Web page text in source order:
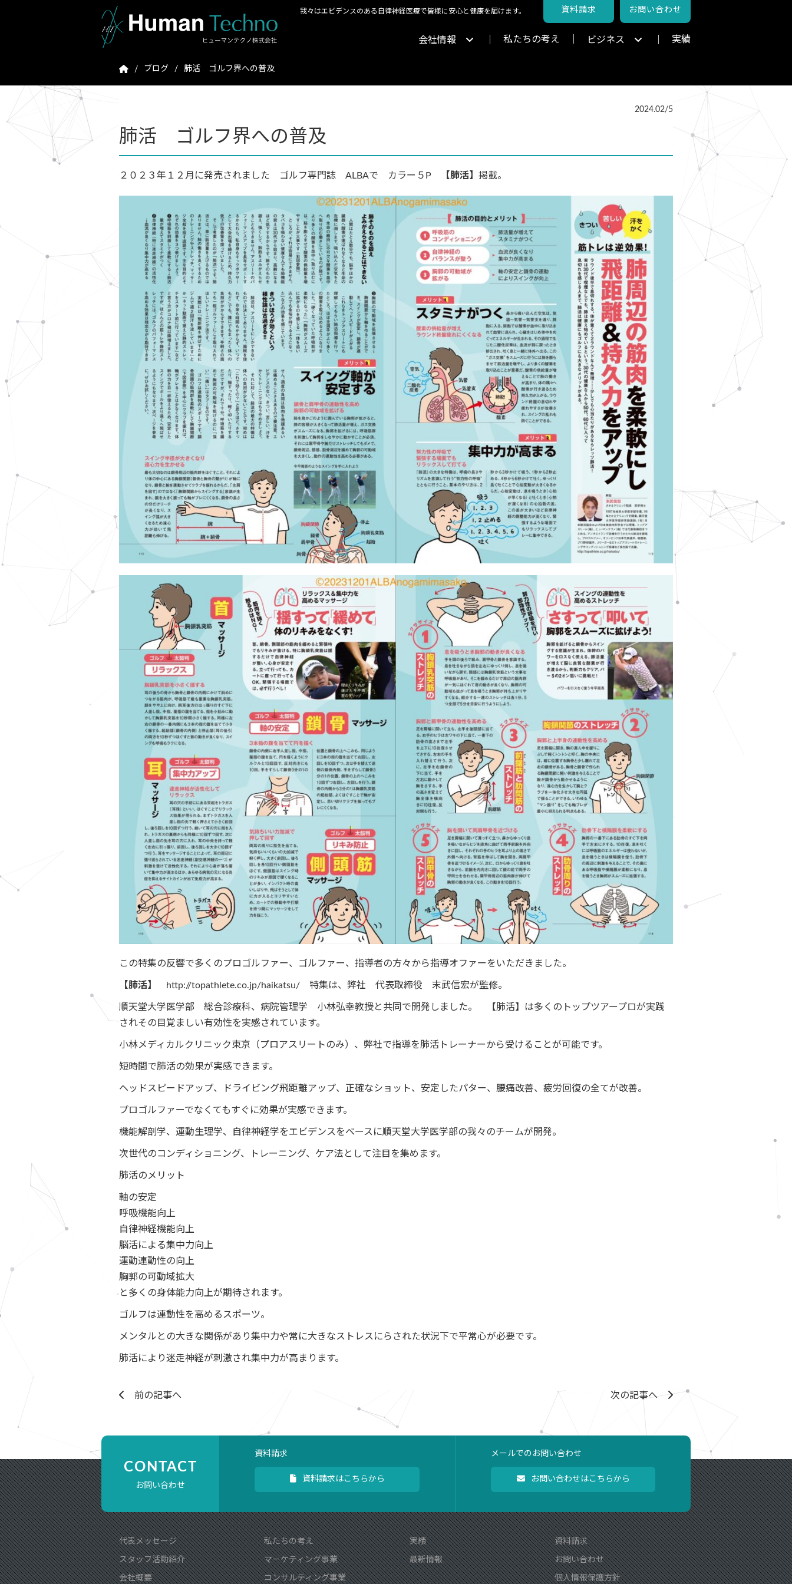
我々はエビデンスのある自律神経医療で皆様に安心と健康を届けます。 資料請求 お問い合わせ
会社情報 私たちの考え ビジネス 実績
ブログ 肺活 ゴルフ界への普及
2024.02/5
肺活 ゴルフ界への普及
２０２３年１２月に発売されました ゴルフ専門誌 ALBAで カラー５P 【肺活】 掲載。
この特集の反響で多くのプロゴルファー、ゴルファー、指導者の方々から指導オファーをいただきました。
【肺活】 http://topathlete.co.jp/haikatsu/特集は、弊社 代表取締役 末武信宏が監修。
順天堂大学医学部 総合診療科、病院管理学 小林弘幸教授と共同で開発しました。 【肺活】は多くのトップツアープロが実践
されその目覚ましい有効性を実感されています。
小林メディカルクリニック東京（プロアスリートのみ）、弊社で指導を肺活トレーナーから受けることが可能です。
短時間で肺活の効果が実感できます。
ヘッドスピードアップ、ドライビング飛距離アップ、正確なショット、安定したパター、腰痛改善、疲労回復の全てが改善。
プロゴルファーでなくてもすぐに効果が実感できます。
機能解剖学、運動生理学、自律神経学をエビデンスをベースに順天堂大学医学部の我々のチームが開発。
次世代のコンディショニング、トレーニング、ケア法として注目を集めます。
肺活のメリット
軸の安定
呼吸機能向上
自律神経機能向上
脳活による集中力向上
運動連動性の向上
胸郭の可動域拡大
と多くの身体能力向上が期待されます。
ゴルフは連動性を高めるスポーツ。
メンタルとの大きな関係があり集中力や常に大きなストレスにらされた状況下で平常心が必要です。
肺活により迷走神経が刺激され集中力が高まります。
前の記事へ 次の記事へ
CONTACT
お問い合わせ
資料請求
資料請求はこちらから
メールでのお問い合わせ
お問い合わせはこちらから
代表メッセージ
スタッフ活動紹介
会社概要
私たちの考え
マーケティング事業
コンサルティング事業
実績
最新情報
資料請求
お問い合わせ
個人情報保護方針